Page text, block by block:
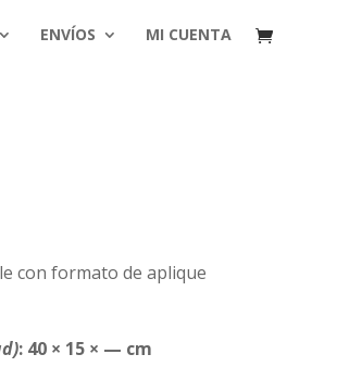
ENVÍOS MI CUENTA
con formato de aplique
: 40 × 15 × — cm